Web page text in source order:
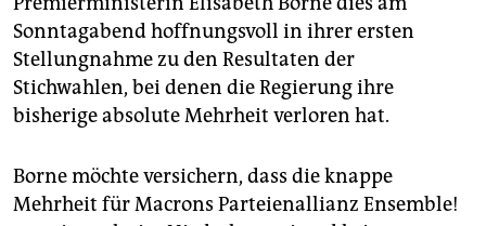
Sonntagabend hoffnungsvoll in ihrer ersten
Stellungnahme zu den Resultaten der
Stichwahlen, bei denen die Regierung ihre
bisherige absolute Mehrheit verloren hat.
Borne möchte versichern, dass die knappe
Mehrheit für Macrons Parteienallianz Ensemble!